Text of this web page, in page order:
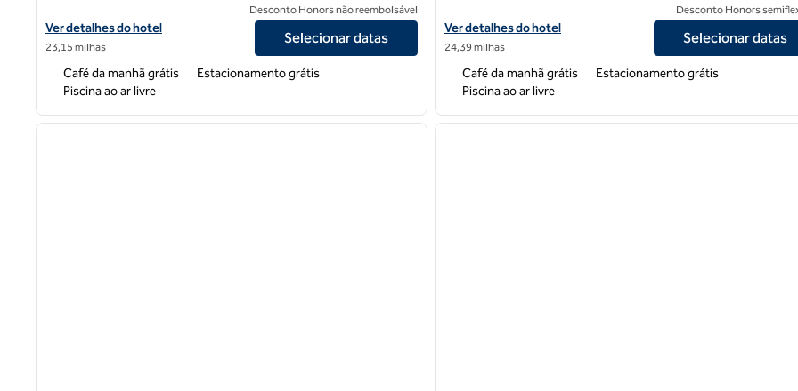
Exibir detalhes do hotel Hampton Inn Key Largo, Flórida
Ver detalhes do hotel
23,15 milhas
Desconto Honors não reembolsável
Selecionar datas
Café da manhã grátis
Estacionamento grátis
Piscina ao ar livre
Exibir detalhes do hotel Homewood Suites by Hilton Miami
Ver detalhes do hotel
24,39 milhas
Desconto Honors
Selecionar datas
Café da manhã grátis
Estacionamento grátis
Piscina ao ar livre
1 de 12
próxima imagem
1 de 12